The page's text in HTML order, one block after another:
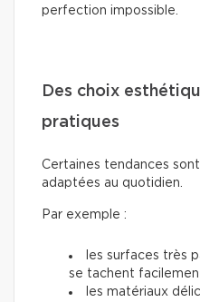
perfection impossible.
Des choix
pratiques
Certaines tendances
adaptées au quotidien.
Par exemple :
les surfaces très
se tachent
les matériaux